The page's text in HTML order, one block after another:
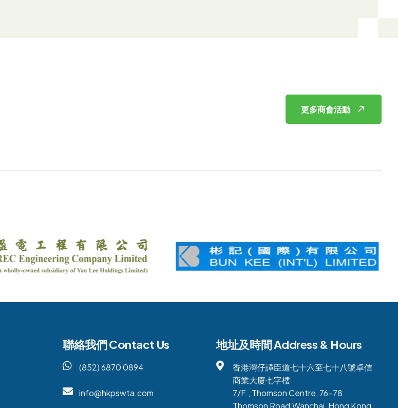
更多商會活動
聯絡我們 Contact Us
(852) 6870 0894
info@hkpswta.com
地址及時間 Address & Hours
香港灣仔譚臣道七十六至七十八號卓信
商業大廈七字樓
7/F., Thomson Centre, 76-78
Thomson Road,Wanchai, Hong Kong